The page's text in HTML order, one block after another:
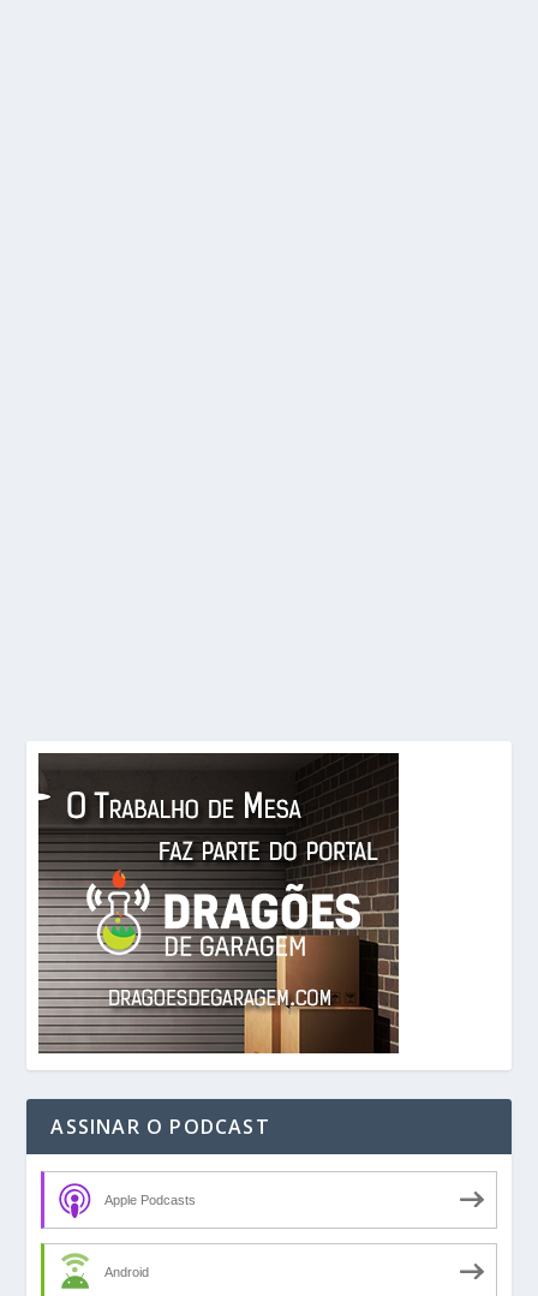
ASSINAR O PODCAST
Apple Podcasts
Android